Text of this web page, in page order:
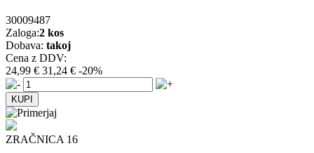
30009487
Zaloga:2 kos
Dobava: takoj
Cena z DDV:
24,99 € 31,24 € -20%
ZRAČNICA 16